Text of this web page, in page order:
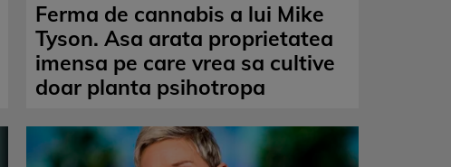
Ferma de cannabis a lui Mike
Tyson. Asa arata proprietatea
imensa pe care vrea sa cultive
doar planta psihotropa